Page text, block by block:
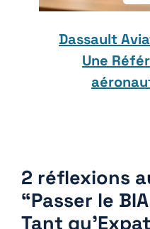
Dassault
Une
2 réflexions
“Passer le
Tant